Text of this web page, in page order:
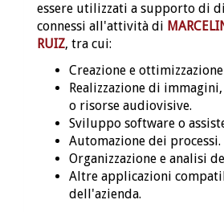
essere utilizzati a supporto di
connessi all'attività di
RUIZ, tra cui:
Creazione e
Realizzazione di
o risorse audiovisive.
Sviluppo software o
Automazione dei processi.
Organizzazione e analisi
Altre applicazioni
dell'azienda.